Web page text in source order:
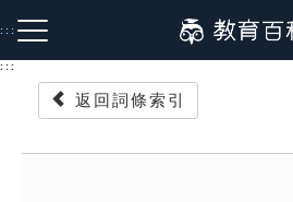
到
主
:::
:::
返回詞條索引